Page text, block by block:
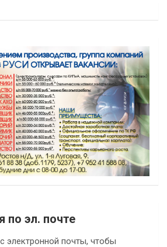
по эл. почте
электронной почты, чтобы